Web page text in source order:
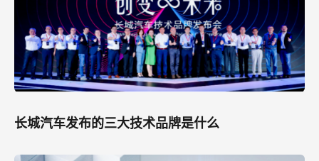
长城汽车发布的三大技术品牌是什么